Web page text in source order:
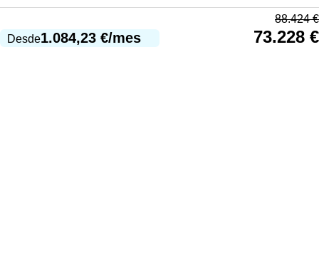
Desde1.084,23 €/mes
88.424€
73.228 €